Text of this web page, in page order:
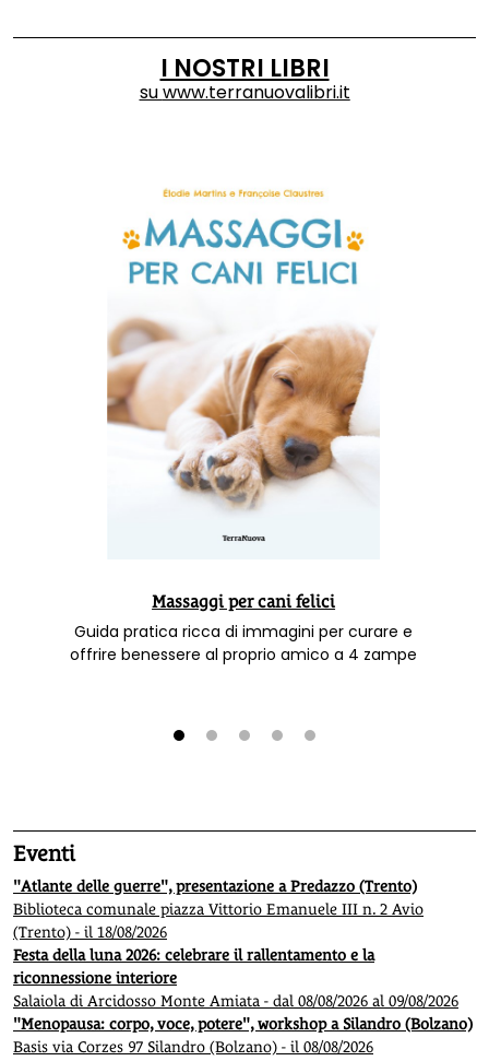
I NOSTRI LIBRI
suwww.terranuovalibri.it
Massaggi per cani felici
Guida pratica ricca di immagini per curare e
offrire benessere al proprio amico a 4 zampe
Eventi
"Atlante delle guerre", presentazione a Predazzo (Trento)
Biblioteca comunale piazza Vittorio Emanuele III n. 2 Avio
(Trento) - il 18/08/2026
Festa della luna 2026: celebrare il rallentamento e la
riconnessione interiore
Salaiola di Arcidosso Monte Amiata - dal 08/08/2026 al 09/08/2026
"Menopausa: corpo, voce, potere", workshop a Silandro (Bolzano)
Basis via Corzes 97 Silandro (Bolzano) - il 08/08/2026